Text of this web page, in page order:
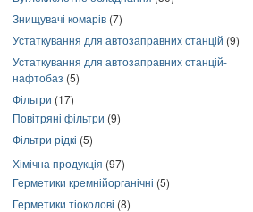
Знищувачі комарів (7)
Устаткування для автозаправних станцій (9)
Устаткування для автозаправних станцій-
нафтобаз (5)
Фільтри (17)
Повітряні фільтри (9)
Фільтри рідкі (5)
Хімічна продукція (97)
Герметики кремнійорганічні (5)
Герметики тіоколові (8)